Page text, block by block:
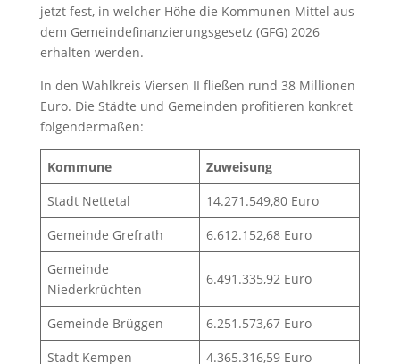
jetzt fest, in welcher Höhe die Kommunen Mittel aus
dem Gemeindefinanzierungsgesetz (GFG) 2026
erhalten werden.
In den Wahlkreis Viersen II fließen rund 38 Millionen
Euro. Die Städte und Gemeinden profitieren konkret
folgendermaßen:
Kommune
Zuweisung
Stadt Nettetal
14.271.549,80 Euro
Gemeinde Grefrath
6.612.152,68 Euro
Gemeinde
Niederkrüchten
6.491.335,92 Euro
Gemeinde Brüggen
6.251.573,67 Euro
Stadt Kempen
4.365.316,59 Euro